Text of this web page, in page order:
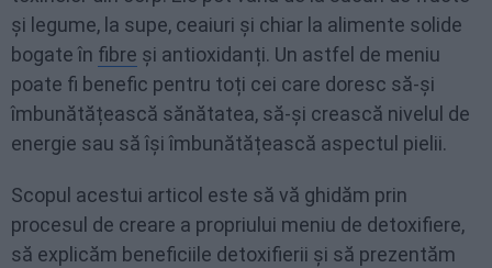
și legume, la supe, ceaiuri și chiar la alimente solide
bogate în fibre și antioxidanți. Un astfel de meniu
poate fi benefic pentru toți cei care doresc să-și
îmbunătățească sănătatea, să-și crească nivelul de
energie sau să își îmbunătățească aspectul pielii.
Scopul acestui articol este să vă ghidăm prin
procesul de creare a propriului meniu de detoxifiere,
să explicăm beneficiile detoxifierii și să prezentăm